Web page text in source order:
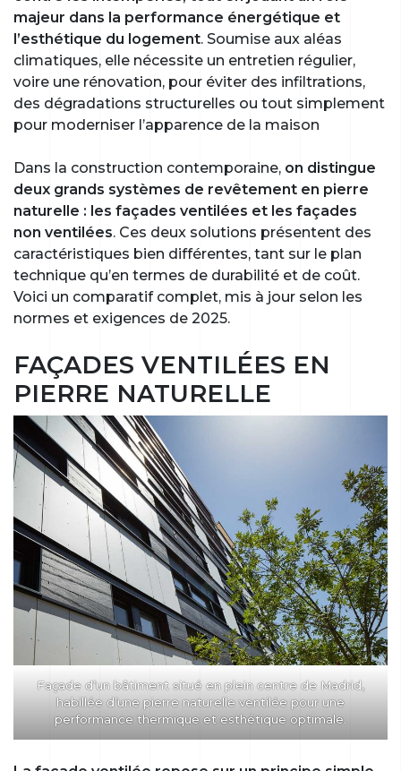
majeur dans la performance énergétique et
l’esthétique du logement. Soumise aux aléas
climatiques, elle nécessite un entretien régulier,
voire une rénovation, pour éviter des infiltrations,
des dégradations structurelles ou tout simplement
pour moderniser l’apparence de la maison
Dans la construction contemporaine, on distingue
deux grands systèmes de revêtement en pierre
naturelle : les façades ventilées et les façades
non ventilées. Ces deux solutions présentent des
caractéristiques bien différentes, tant sur le plan
technique qu’en termes de durabilité et de coût.
Voici un comparatif complet, mis à jour selon les
normes et exigences de 2025.
FAÇADES VENTILÉES EN
PIERRE NATURELLE
Façade d’un bâtiment situé en plein centre de Madrid,
habillée d’une pierre naturelle ventilée pour une
performance thermique et esthétique optimale.